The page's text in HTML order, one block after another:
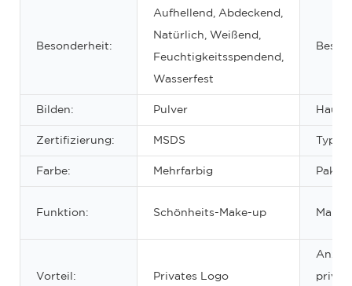
Besonderheit:
Aufhellend, Abdeckend,
Natürlich, Weißend,
Feuchtigkeitsspendend,
Wasserfest
Bilden: Pulver
Zertifizierung: MSDS Typ:
Farbe: Mehrfarbig Paket:
Funktion: Schönheits-Make-up Marke:
Vorteil: Privates Logo